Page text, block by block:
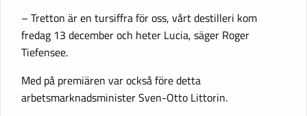
– Tretton är en tursiffra för oss, vårt destilleri kom
fredag 13 december och heter Lucia, säger Roger
Tiefensee.
Med på premiären var också före detta
arbetsmarknadsminister Sven-Otto Littorin.